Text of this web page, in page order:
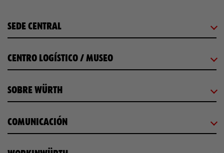
SEDE CENTRAL
CENTRO LOGÍSTICO / MUSEO
SOBRE WÜRTH
COMUNICACIÓN